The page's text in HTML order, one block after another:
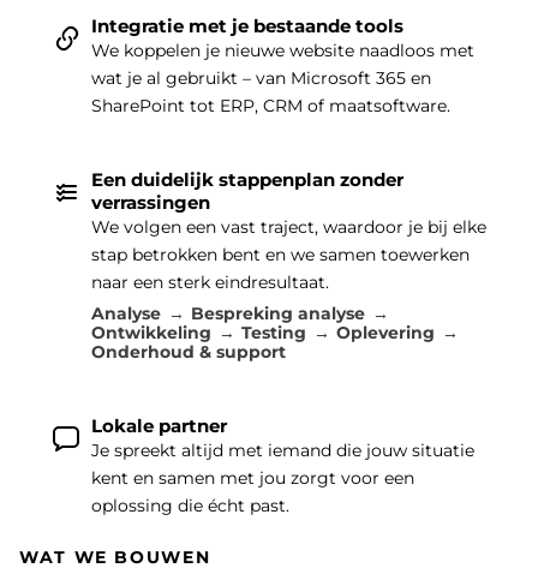
Integratie met je bestaande tools
We koppelen je nieuwe website naadloos met
wat je al gebruikt – van Microsoft 365 en
SharePoint tot ERP, CRM of maatsoftware.
Een duidelijk stappenplan zonder
verrassingen
We volgen een vast traject, waardoor je bij elke
stap betrokken bent en we samen toewerken
naar een sterk eindresultaat.
Analyse
Bespreking analyse
Ontwikkeling
Testing
Oplevering
Onderhoud & support
Lokale partner
Je spreekt altijd met iemand die jouw situatie
kent en samen met jou zorgt voor een
oplossing die écht past.
WAT WE BOUWEN